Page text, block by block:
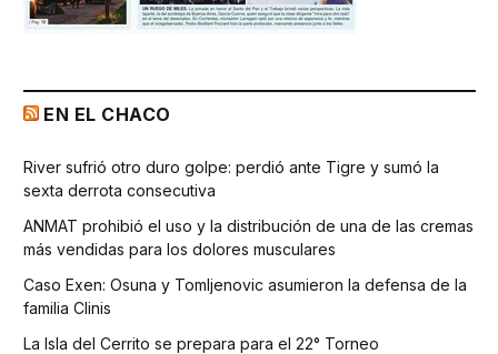
EN EL CHACO
River sufrió otro duro golpe: perdió ante Tigre y sumó la
sexta derrota consecutiva
ANMAT prohibió el uso y la distribución de una de las cremas
más vendidas para los dolores musculares
Caso Exen: Osuna y Tomljenovic asumieron la defensa de la
familia Clinis
La Isla del Cerrito se prepara para el 22° Torneo